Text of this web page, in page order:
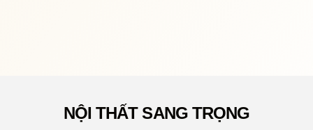
NỘI THẤT SANG TRỌNG